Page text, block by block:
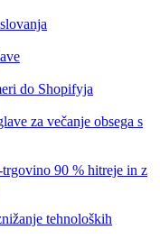
do Shopifyja
za večanje obsega s
trgovino 90 % hitreje in z
tehnoloških